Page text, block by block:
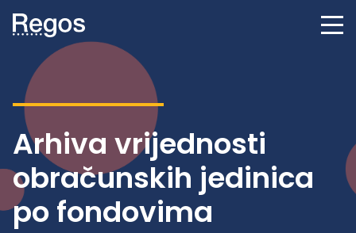
Arhiva vrijednosti
obračunskih jedinica
po fondovima